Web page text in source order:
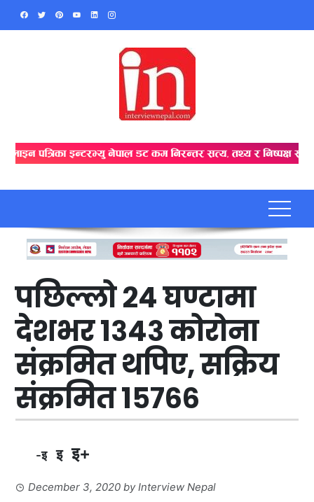
Skip
पछिल्लो २४ घण्टामा
देशभर १३४३ कोरोना
संक्रमित थपिए, सक्रिय
संक्रमित १५७६६
-इ इ इ+
December 3, 2020 byInterview Nepal